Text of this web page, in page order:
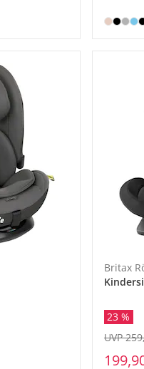
Britax
23 %
UVP